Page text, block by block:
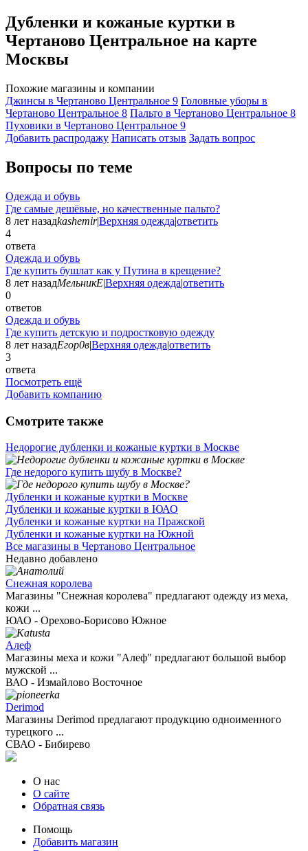
Дубленки и кожаные куртки в
Чертаново Центральное на карте
Москвы
Похожие магазины и компании
Джинсы в Чертаново Центральное 9 Головные уборы в
Чертаново Центральное 8 Пальто в Чертаново Центральное 8
Пуховики в Чертаново Центральное 9
Добавить раcпродажу Написать отзыв Задать вопрос
Вопросы по теме
Одежда и обувь
Где самые дешёвые, но качественные пальто?
8 лет назадkashemir|Верхняя одежда|ответить
4
ответа
Одежда и обувь
Где купить бушлат как у Путина в крещение?
8 лет назадМельникЕ|Верхняя одежда|ответить
0
ответов
Одежда и обувь
Где купить детскую и подростковую одежду
8 лет назадЕгор0в|Верхняя одежда|ответить
3
ответа
Посмотреть ещё
Добавить компанию
Смотрите также
Недорогие дубленки и кожаные куртки в Москве
Где недорого купить шубу в Москве?
Дубленки и кожаные куртки в Москве
Дубленки и кожаные куртки в ЮАО
Дубленки и кожаные куртки на Пражской
Дубленки и кожаные куртки на Южной
Все магазины в Чертаново Центральное
Недавно добавлено
Снежная королева
Магазины "Снежная королева" предлагают одежду из меха,
кожи ...
ЮАО - Орехово-Борисово Южное
Алеф
Магазины меха и кожи "Алеф" предлагают большой выбор
мужской ...
ВАО - Измайлово Восточное
Derimod
Магазины Derimod предлагают продукцию одноименного
турецкого ...
СВАО - Бибирево
О нас
О сайте
Обратная связь
Помощь
Добавить магазин